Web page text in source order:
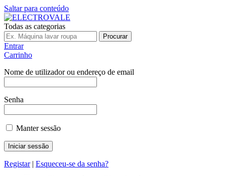
Saltar para conteúdo
Todas as categorias
Procurar
Entrar
Carrinho
Nome de utilizador ou endereço de email
Senha
Manter sessão
Registar| Esqueceu-se da senha?